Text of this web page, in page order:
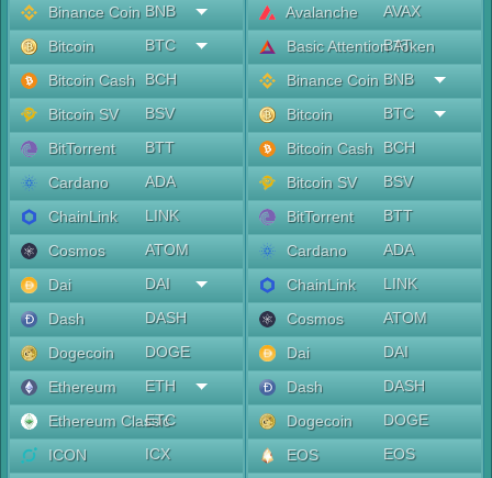
Binance Coin BNB
Bitcoin
BTC
Bitcoin Cash
BCH
Bitcoin SV
BSV
BitTorrent
BTT
Cardano
ADA
ChainLink
LINK
Cosmos
ATOM
Dai
DAI
Dash
DASH
Dogecoin
DOGE
Ethereum
ETH
Ethereum Classic
ETC
ICON
ICX
Avalanche
AVAX
Basic Attention Token
BAT
Binance Coin BNB
Bitcoin
BTC
Bitcoin Cash
BCH
Bitcoin SV
BSV
BitTorrent
BTT
Cardano
ADA
ChainLink
LINK
Cosmos
ATOM
Dai
DAI
Dash
DASH
Dogecoin
DOGE
EOS
EOS